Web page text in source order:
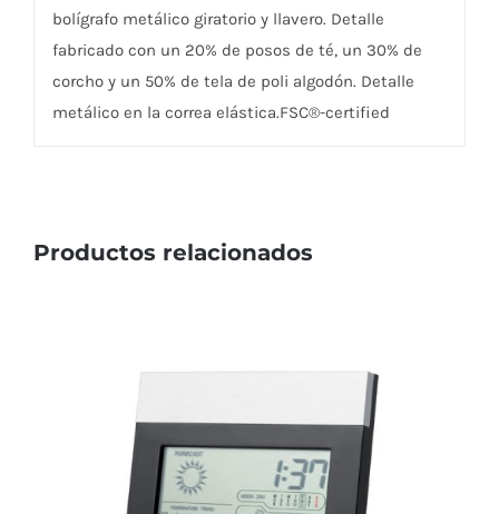
bolígrafo metálico giratorio y llavero. Detalle
fabricado con un 20% de posos de té, un 30% de
corcho y un 50% de tela de poli algodón. Detalle
metálico en la correa elástica.FSC®-certified
Productos relacionados